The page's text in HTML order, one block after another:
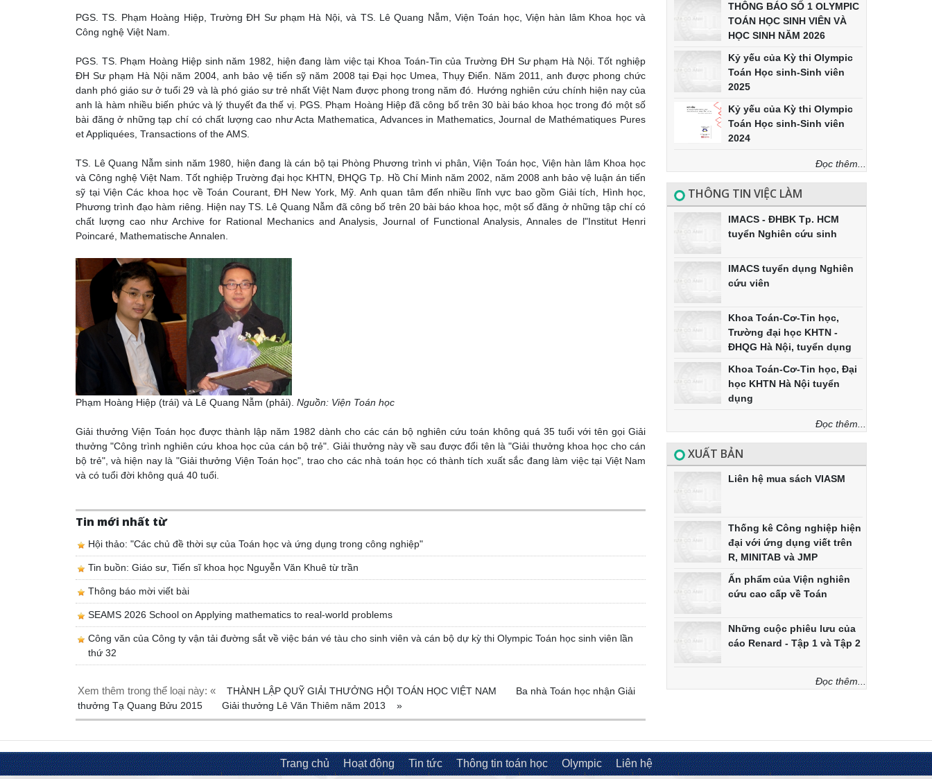
PGS. TS. Phạm Hoàng Hiệp, Trường ĐH Sư phạm Hà Nội, và TS. Lê Quang Nẫm, Viện Toán học, Viện hàn lâm Khoa học và
Công nghệ Việt Nam.
PGS. TS. Phạm Hoàng Hiệp sinh năm 1982, hiện đang làm việc tại Khoa Toán-Tin của Trường ĐH Sư phạm Hà Nội. Tốt nghiệp
ĐH Sư phạm Hà Nội năm 2004, anh bảo vệ tiến sỹ năm 2008 tại Đại học Umea, Thụy Điển. Năm 2011, anh được phong chức
danh phó giáo sư ở tuổi 29 và là phó giáo sư trẻ nhất Việt Nam được phong trong năm đó. Hướng nghiên cứu chính hiện nay của
anh là hàm nhiều biến phức và lý thuyết đa thế vị. PGS. Phạm Hoàng Hiệp đã công bố trên 30 bài báo khoa học trong đó một số
bài đăng ở những tạp chí có chất lượng cao như Acta Mathematica, Advances in Mathematics, Journal de Mathématiques Pures
et Appliquées, Transactions of the AMS.
TS. Lê Quang Nẫm sinh năm 1980, hiện đang là cán bộ tại Phòng Phương trình vi phân, Viện Toán học, Viện hàn lâm Khoa học
và Công nghệ Việt Nam. Tốt nghiệp Trường đại học KHTN, ĐHQG Tp. Hồ Chí Minh năm 2002, năm 2008 anh bảo vệ luận án tiến
sỹ tại Viện Các khoa học về Toán Courant, ĐH New York, Mỹ. Anh quan tâm đến nhiều lĩnh vực bao gồm Giải tích, Hình học,
Phương trình đạo hàm riêng. Hiện nay TS. Lê Quang Nẫm đã công bố trên 20 bài báo khoa học, một số đăng ở những tập chí có
chất lượng cao như Archive for Rational Mechanics and Analysis, Journal of Functional Analysis, Annales de l"Institut Henri
Poincaré, Mathematische Annalen.
Phạm Hoàng Hiệp (trái) và Lê Quang Nẫm (phải).Nguồn: Viện Toán học
Giải thưởng Viện Toán học được thành lập năm 1982 dành cho các cán bộ nghiên cứu toán không quá 35 tuổi với tên gọi Giải
thưởng "Công trình nghiên cứu khoa học của cán bộ trẻ". Giải thưởng này về sau được đổi tên là "Giải thưởng khoa học cho cán
bộ trẻ", và hiện nay là "Giải thưởng Viện Toán học", trao cho các nhà toán học có thành tích xuất sắc đang làm việc tại Việt Nam
và có tuổi đời không quá 40 tuổi.
Tin mới nhất từ
Hội thảo: "Các chủ đề thời sự của Toán học và ứng dụng trong công nghiệp"
Tin buồn: Giáo sư, Tiến sĩ khoa học Nguyễn Văn Khuê từ trần
Thông báo mời viết bài
SEAMS 2026 School on Applying mathematics to real-world problems
Công văn của Công ty vận tải đường sắt về việc bán vé tàu cho sinh viên và cán bộ dự kỳ thi Olympic Toán học sinh viên lần
thứ 32
Xem thêm trong thể loại này: « THÀNH LẬP QUỸ GIẢI THƯỞNG HỘI TOÁN HỌC VIỆT NAM
Ba nhà Toán học nhận Giải
thưởng Tạ Quang Bửu 2015
Giải thưởng Lê Văn Thiêm năm 2013 »
THÔNG BÁO SỐ 1 OLYMPIC
TOÁN HỌC SINH VIÊN VÀ
HỌC SINH NĂM 2026
Kỷ yếu của Kỳ thi Olympic
Toán Học sinh-Sinh viên
2025
Kỷ yếu của Kỳ thi Olympic
Toán Học sinh-Sinh viên
2024
Đọc thêm...
THÔNG TIN VIỆC LÀM
IMACS - ĐHBK Tp. HCM
tuyển Nghiên cứu sinh
IMACS tuyển dụng Nghiên
cứu viên
Khoa Toán-Cơ-Tin học,
Trường đại học KHTN -
ĐHQG Hà Nội, tuyển dụng
Khoa Toán-Cơ-Tin học, Đại
học KHTN Hà Nội tuyển
dụng
Đọc thêm...
XUẤT BẢN
Liên hệ mua sách VIASM
Thống kê Công nghiệp hiện
đại với ứng dụng viết trên
R, MINITAB và JMP
Ấn phẩm của Viện nghiên
cứu cao cấp về Toán
Những cuộc phiêu lưu của
cáo Renard - Tập 1 và Tập 2
Đọc thêm...
Trang chủ Hoạt động Tin tức Thông tin toán học Olympic Liên hệ